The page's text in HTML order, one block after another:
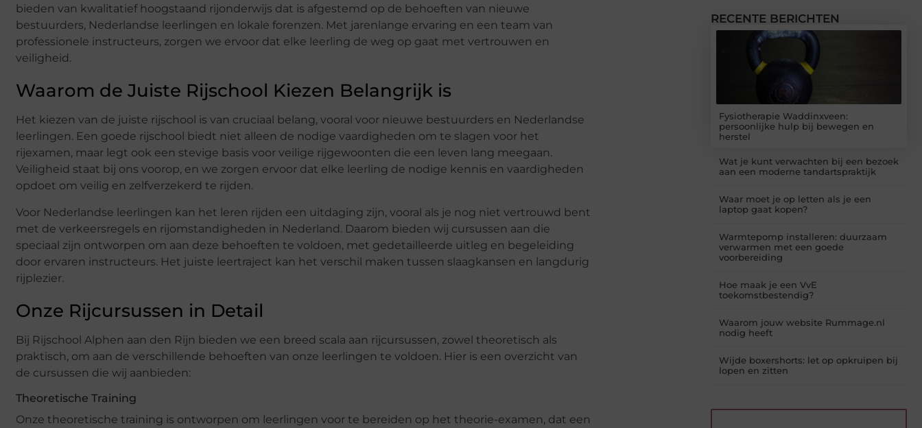
bieden van kwalitatief hoogstaand rijonderwijs dat is afgestemd op de behoeften van nieuwe
bestuurders, Nederlandse leerlingen en lokale forenzen. Met jarenlange ervaring en een team van
professionele instructeurs, zorgen we ervoor dat elke leerling de weg op gaat met vertrouwen en
veiligheid.
Waarom de Juiste Rijschool Kiezen Belangrijk is
Het kiezen van de juiste rijschool is van cruciaal belang, vooral voor nieuwe bestuurders en Nederlandse
leerlingen. Een goede rijschool biedt niet alleen de nodige vaardigheden om te slagen voor het
rijexamen, maar legt ook een stevige basis voor veilige rijgewoonten die een leven lang meegaan.
Veiligheid staat bij ons voorop, en we zorgen ervoor dat elke leerling de nodige kennis en vaardigheden
opdoet om veilig en zelfverzekerd te rijden.
Voor Nederlandse leerlingen kan het leren rijden een uitdaging zijn, vooral als je nog niet vertrouwd bent
met de verkeersregels en rijomstandigheden in Nederland. Daarom bieden wij cursussen aan die
speciaal zijn ontworpen om aan deze behoeften te voldoen, met gedetailleerde uitleg en begeleiding
door ervaren instructeurs. Het juiste leertraject kan het verschil maken tussen slaagkansen en langdurig
rijplezier.
Onze Rijcursussen in Detail
Bij Rijschool Alphen aan den Rijn bieden we een breed scala aan rijcursussen, zowel theoretisch als
praktisch, om aan de verschillende behoeften van onze leerlingen te voldoen. Hier is een overzicht van
de cursussen die wij aanbieden:
Theoretische Training
Onze theoretische training is ontworpen om leerlingen voor te bereiden op het theorie-examen, dat een
RECENTE BERICHTEN
Fysiotherapie Waddinxveen:
persoonlijke hulp bij bewegen en
herstel
Wat je kunt verwachten bij een bezoek
aan een moderne tandartspraktijk
Waar moet je op letten als je een
laptop gaat kopen?
Warmtepomp installeren: duurzaam
verwarmen met een goede
voorbereiding
Hoe maak je een VvE
toekomstbestendig?
Waarom jouw website Rummage.nl
nodig heeft
Wijde boxershorts: let op opkruipen bij
lopen en zitten